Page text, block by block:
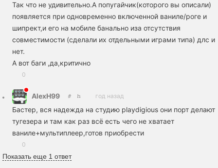
Так что не удивительно.А попугайчик(которого вы описали)
появляется при одновременно включенной ваниле/роге и
шипрект,и его на мобиле банально иза отсутствия
совместимости (сделали их отдельными играми типа) длс и
нет.
А вот баги ,да,критично
0
AlexH99 год назад
Бастер, вся надежда на студию playdigious они порт делают
тугезера и там как раз всё есть чего не хватает
ваниле+мультиплеер,готов приобрести
0
Показать еще 1 ответ